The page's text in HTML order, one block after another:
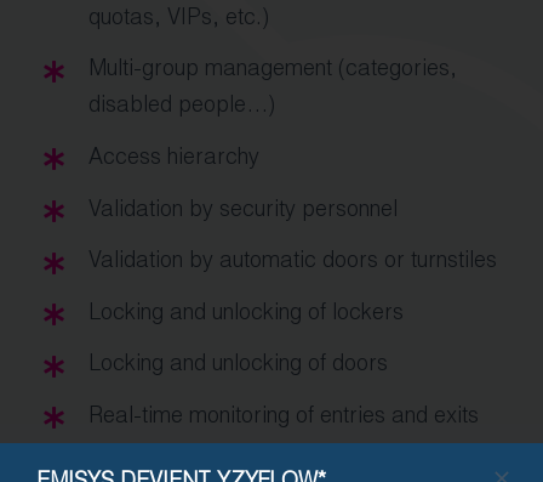
quotas, VIPs, etc.)
Multi-group management (categories,
disabled people…)
Access hierarchy
Validation by security personnel
Validation by automatic doors or turnstiles
Locking and unlocking of lockers
Locking and unlocking of doors
Real-time monitoring of entries and exits
Integrations